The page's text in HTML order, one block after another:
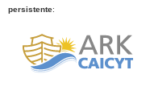
persistente: